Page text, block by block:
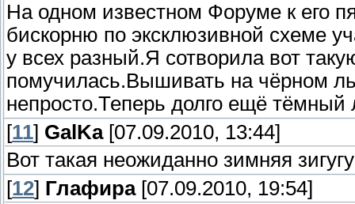
На одном известном Форуме к его
бискорню по эксклюзивной схеме
у всех разный.Я сотворила вот
помучилась.Вышивать на чёрном
непросто.Теперь долго ещё тёмный
[11] GalKa[07.09.2010, 13:44]
Вот такая неожиданно зимняя
[12] Глафира[07.09.2010, 19:54]